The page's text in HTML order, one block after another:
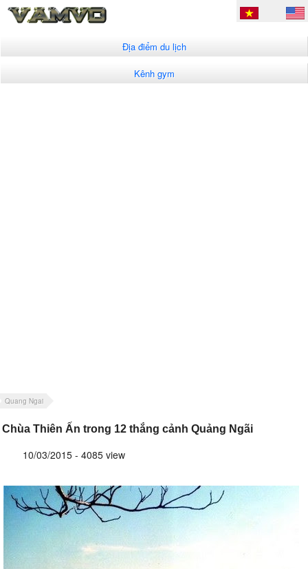
Địa điểm du lịch
Kênh gym
Quang Ngai
Chùa Thiên Ấn trong 12 thắng cảnh Quảng Ngãi
10/03/2015 - 4085 view